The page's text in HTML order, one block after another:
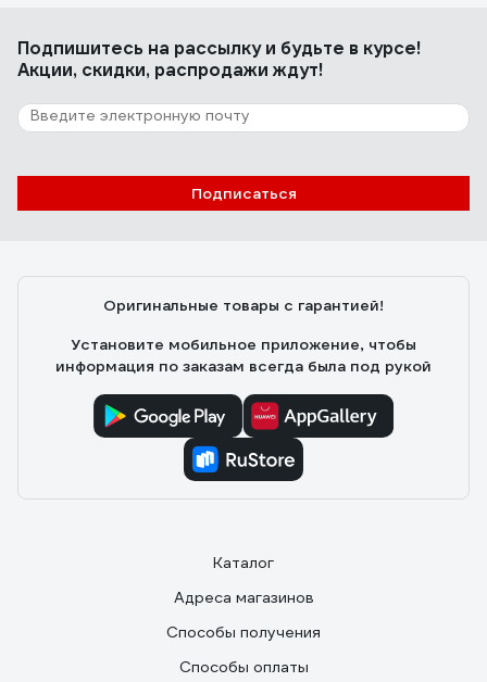
Подпишитесь на рассылкуи будьте в курсе!
Акции, скидки, распродажи ждут!
Подписаться
Оригинальные товары с гарантией!
Установите мобильное приложение, чтобы
информация по заказам всегда была под рукой
Каталог
Адреса магазинов
Способы получения
Способы оплаты